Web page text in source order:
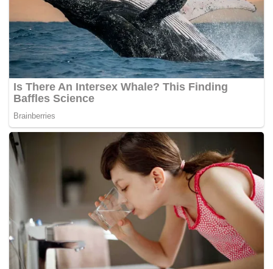
Sementara itu, Wali Kota Bogor Dedie A. Rachim
menyambut baik program tersebut. Ia menilai kirab
budaya dan revitalisasi kawasan menjadi langkah
penting dalam menghidupkan kembali nilai-nilai
budaya Sunda serta memperkenalkan warisan
sejarah kepada generasi muda.
Kirab Budaya Milangkala Tatar Sunda sendiri
menghadirkan Mahkota Binokasih Sanghyang Pake
dan melibatkan peserta seni tradisional dari 27
kabupaten dan kota di Jawa Barat, serta sejumlah
perwakilan dari daerah lain seperti Jakarta, Banten,
dan Jawa Tengah.(*)